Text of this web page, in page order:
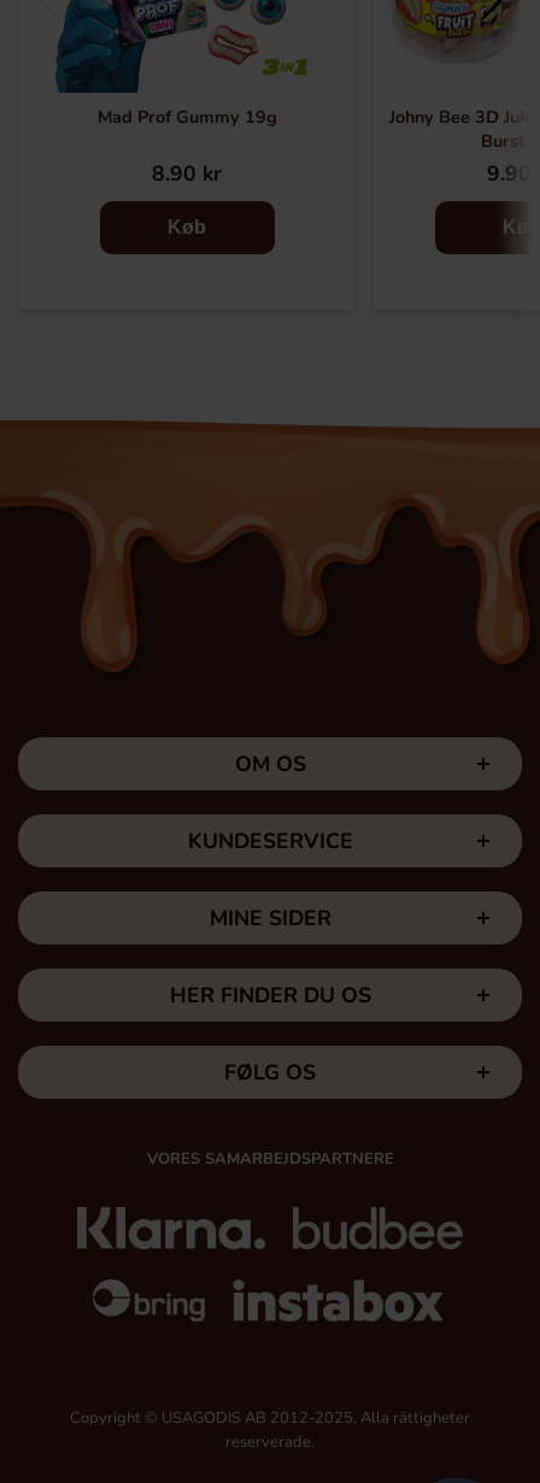
Mad Prof Gummy 19g
8.90 kr
Køb
Johny Bee 3D
Burst
9.90
Køb
OM OS
KUNDESERVICE
MINE SIDER
HER FINDER DU OS
FØLG OS
VORES SAMARBEJDSPARTNERE
Copyright © USAGODIS AB 2012-2025, Alla rättigheter
reserverade.